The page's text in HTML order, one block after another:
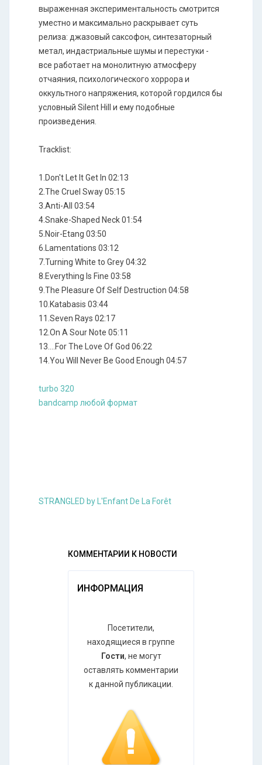
выраженная экспериментальность смотрится
уместно и максимально раскрывает суть
релиза: джазовый саксофон, синтезаторный
метал, индастриальные шумы и перестуки -
все работает на монолитную атмосферу
отчаяния, психологического хоррора и
оккультного напряжения, которой гордился бы
условный Silent Hill и ему подобные
произведения.
Tracklist:
1.Don't Let It Get In 02:13
2.The Cruel Sway 05:15
3.Anti-All 03:54
4.Snake-Shaped Neck 01:54
5.Noir-Etang 03:50
6.Lamentations 03:12
7.Turning White to Grey 04:32
8.Everything Is Fine 03:58
9.The Pleasure Of Self Destruction 04:58
10.Katabasis 03:44
11.Seven Rays 02:17
12.On A Sour Note 05:11
13....For The Love Of God 06:22
14.You Will Never Be Good Enough 04:57
turbo 320
bandcamp любой формат
STRANGLED by L'Enfant De La Forêt
КОММЕНТАРИИ К НОВОСТИ
ИНФОРМАЦИЯ
Посетители,
находящиеся в группе
Гости, не могут
оставлять комментарии
к данной публикации.